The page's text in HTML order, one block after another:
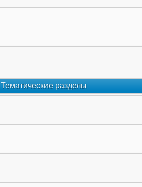
Тематические разделы